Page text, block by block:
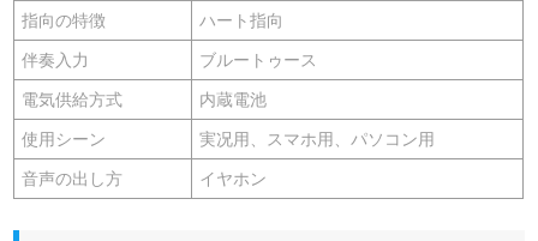
指向の特徴 ハート指向
伴奏入力 ブルートゥース
電気供給方式 内蔵電池
使用シーン 実况用、スマホ用、パソコン用
音声の出し方 イヤホン